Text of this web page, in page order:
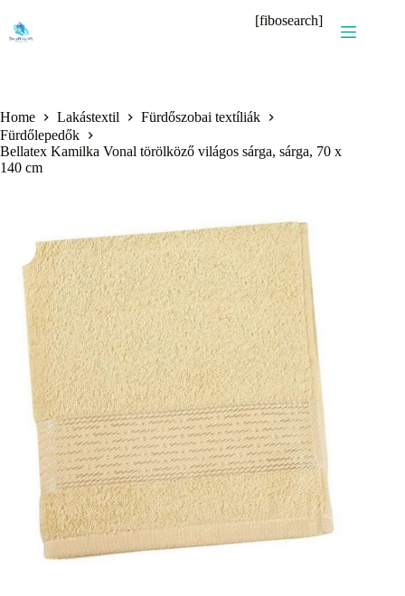
content
[fibosearch]
Home Lakástextil
Fürdőszobai textíliák
Fürdőlepedők
Bellatex Kamilka Vonal törölköző világos sárga, sárga, 70 x
140 cm